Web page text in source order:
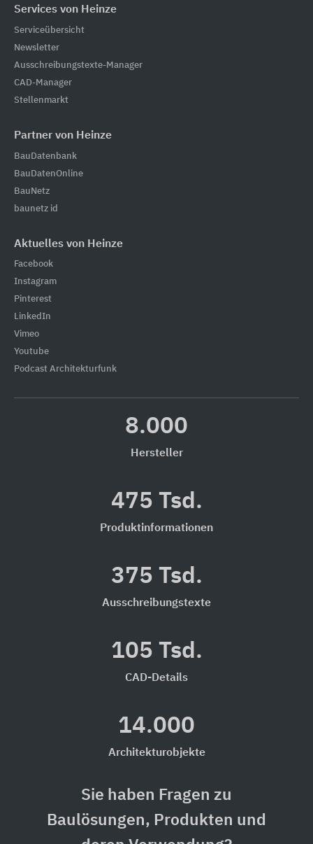
Services von Heinze
Serviceübersicht
Newsletter
Ausschreibungstexte-Manager
CAD-Manager
Stellenmarkt
Partner von Heinze
BauDatenbank
BauDatenOnline
BauNetz
baunetz id
Aktuelles von Heinze
Facebook
Instagram
Pinterest
LinkedIn
Vimeo
Youtube
Podcast Architekturfunk
8.000
Hersteller
475 Tsd.
Produktinformationen
375 Tsd.
Ausschreibungstexte
105 Tsd.
CAD-Details
14.000
Architekturobjekte
Sie haben Fragen zu
Baulösungen, Produkten und